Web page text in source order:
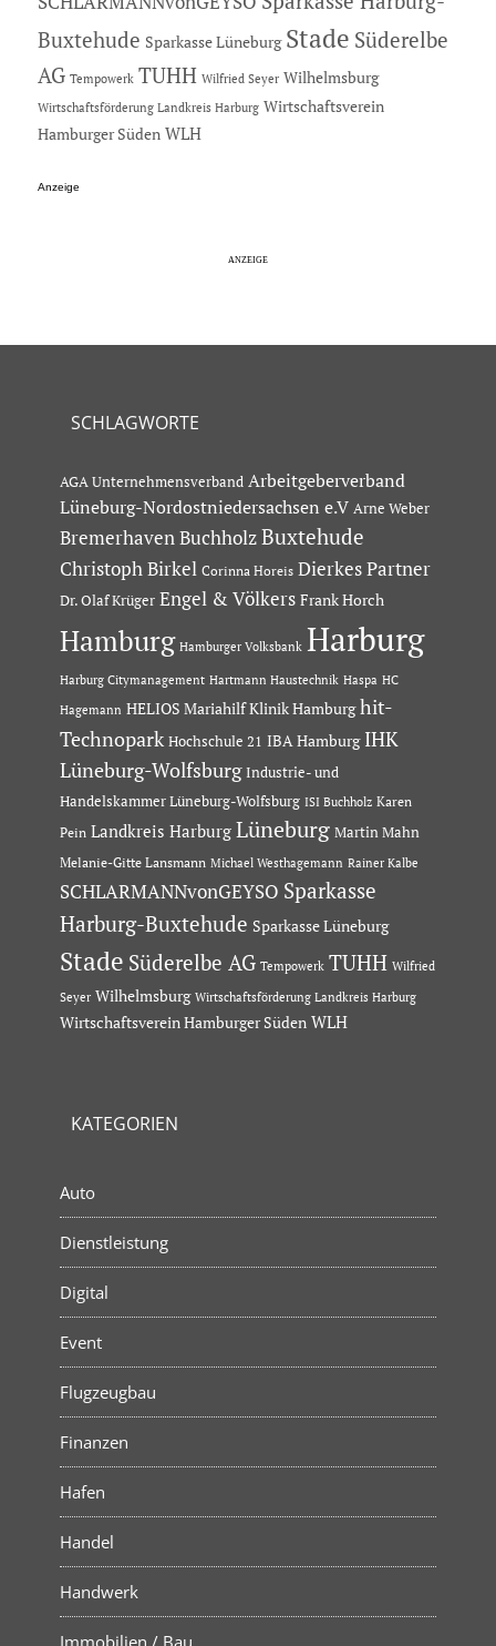
Buxtehude Sparkasse Lüneburg Stade Süderelbe
AG Tempowerk TUHH Wilfried Seyer Wilhelmsburg
Wirtschaftsförderung Landkreis Harburg Wirtschaftsverein
Hamburger Süden WLH
Anzeige
SCHLAGWORTE
AGA Unternehmensverband Arbeitgeberverband
Lüneburg-Nordostniedersachsen e.V Arne Weber
Bremerhaven Buchholz Buxtehude
Christoph Birkel Corinna Horeis Dierkes Partner
Dr. Olaf Krüger Engel & Völkers Frank Horch
Hamburg Hamburger Volksbank Harburg
Harburg Citymanagement Hartmann Haustechnik Haspa HC
Hagemann HELIOS Mariahilf Klinik Hamburg hit-
Technopark Hochschule 21 IBA Hamburg IHK
Lüneburg-Wolfsburg Industrie- und
Handelskammer Lüneburg-Wolfsburg ISI Buchholz Karen
Pein Landkreis Harburg Lüneburg Martin Mahn
Melanie-Gitte Lansmann Michael Westhagemann Rainer Kalbe
SCHLARMANNvonGEYSO Sparkasse
Harburg-Buxtehude Sparkasse Lüneburg
Stade Süderelbe AG Tempowerk TUHH Wilfried
Seyer Wilhelmsburg Wirtschaftsförderung Landkreis Harburg
Wirtschaftsverein Hamburger Süden WLH
KATEGORIEN
Auto
Dienstleistung
Digital
Event
Flugzeugbau
Finanzen
Hafen
Handel
Handwerk
Immobilien / Bau